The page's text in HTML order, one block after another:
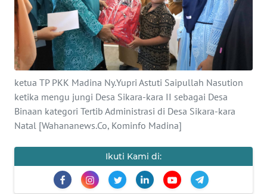
ketua TP PKK Madina Ny.Yupri Astuti Saipullah Nasution
ketika mengu jungi Desa Sikara-kara II sebagai Desa
Binaan kategori Tertib Administrasi di Desa Sikara-kara
Natal [Wahananews.Co, Kominfo Madina]
Ikuti Kami di:
KAMI
INFO
IKLAN
TENTANG
KAMI
PEDOMAN